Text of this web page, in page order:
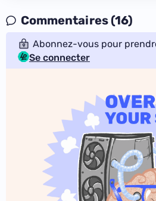
Commentaires (16)
Abonnez-vous pour
Se connecter